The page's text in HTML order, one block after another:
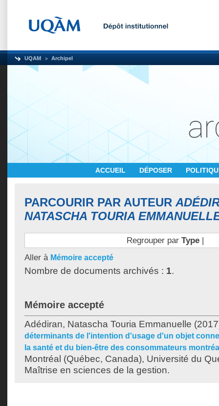
UQAM Archipel
ACCUEIL DÉPOSER
PARCOURIR PAR AUTEUR
NATASCHA TOURIA
Regrouper par Type|
Aller à Mémoire accepté
Nombre de documents archivés : 1.
Mémoire accepté
Adédiran, Natascha Touria Emmanuelle
déterminants de l'intention d'usage d'un objet
la santé et du bien-être des consommateurs
Montréal (Québec, Canada), Université du
Maîtrise en sciences de la gestion.